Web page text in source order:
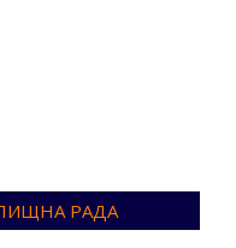
РАДА